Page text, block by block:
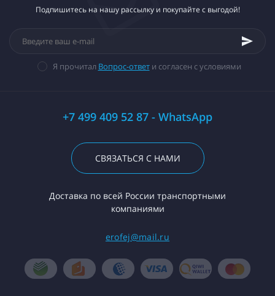
Подпишитесь на нашу рассылку и покупайте с выгодой!
Я прочитал Вопрос-ответи согласен с условиями
+7 499 409 52 87 - WhatsApp
СВЯЗАТЬСЯ С НАМИ
Доставка по всей России транспортными
компаниями
erofej@mail.ru